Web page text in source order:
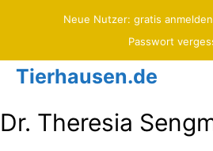
Neue Nutzer: gratis
Passwort
Tierhausen.de
Dr. Theresia